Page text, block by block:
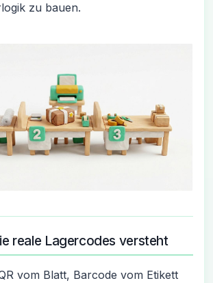
zu bauen.
reale Lagercodes versteht
vom Blatt, Barcode vom Etikett